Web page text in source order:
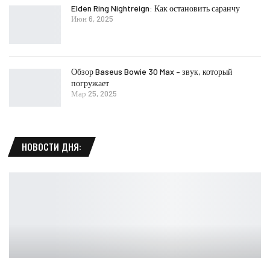
Elden Ring Nightreign: Как остановить саранчу
Июн 6, 2025
Обзор Baseus Bowie 30 Max – звук, который
погружает
Мар 25, 2025
НОВОСТИ ДНЯ: